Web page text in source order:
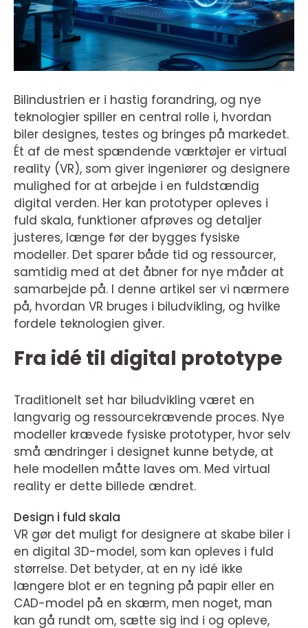
Bilindustrien er i hastig forandring, og nye
teknologier spiller en central rolle i, hvordan
biler designes, testes og bringes på markedet.
Ét af de mest spændende værktøjer er virtual
reality (VR), som giver ingeniører og designere
mulighed for at arbejde i en fuldstændig
digital verden. Her kan prototyper opleves i
fuld skala, funktioner afprøves og detaljer
justeres, længe før der bygges fysiske
modeller. Det sparer både tid og ressourcer,
samtidig med at det åbner for nye måder at
samarbejde på. I denne artikel ser vi nærmere
på, hvordan VR bruges i biludvikling, og hvilke
fordele teknologien giver.
Fra idé til digital prototype
Traditionelt set har biludvikling været en
langvarig og ressourcekrævende proces. Nye
modeller krævede fysiske prototyper, hvor selv
små ændringer i designet kunne betyde, at
hele modellen måtte laves om. Med virtual
reality er dette billede ændret.
Design i fuld skala
VR gør det muligt for designere at skabe biler i
en digital 3D-model, som kan opleves i fuld
størrelse. Det betyder, at en ny idé ikke
længere blot er en tegning på papir eller en
CAD-model på en skærm, men noget, man
kan gå rundt om, sætte sig ind i og opleve,